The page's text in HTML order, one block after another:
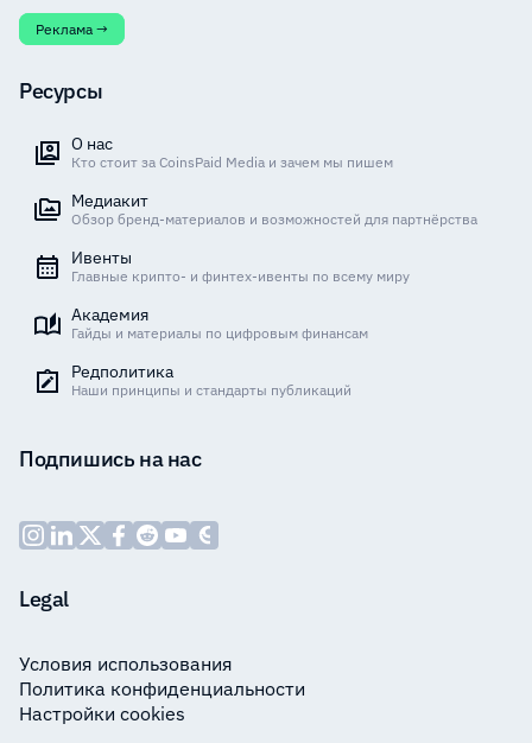
Реклама →
Ресурсы
О нас
Кто стоит за CoinsPaid Media и зачем мы пишем
Медиакит
Обзор бренд-материалов и возможностей для партнёрства
Ивенты
Главные крипто- и финтех-ивенты по всему миру
Академия
Гайды и материалы по цифровым финансам
Редполитика
Наши принципы и стандарты публикаций
Подпишись на нас
Legal
Условия использования
Политика конфиденциальности
Настройки cookies